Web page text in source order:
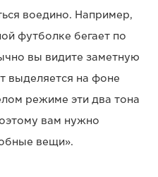
воедино. Например,
футболке бегает по
вы видите заметную
выделяется на фоне
режиме эти два тона
вам нужно
вещи».